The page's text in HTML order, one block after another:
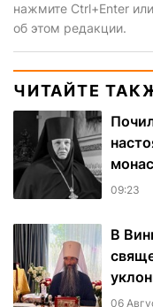
нажмите Ctrl+Enter или
об этом редакции.
ЧИТАЙТЕ
09:23
В
06